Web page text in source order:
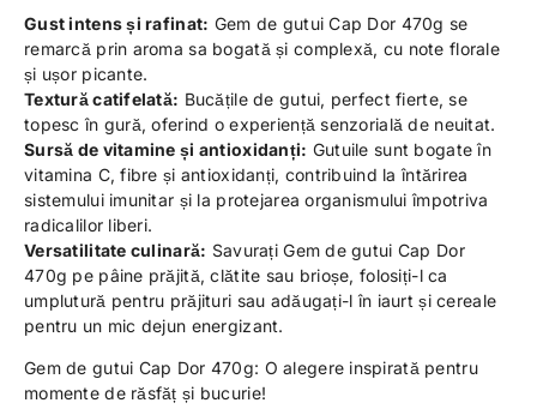
Gust intens și rafinat: Gem de gutui Cap Dor 470g se
remarcă prin aroma sa bogată și complexă, cu note florale
și ușor picante.
Textură catifelată: Bucățile de gutui, perfect fierte, se
topesc în gură, oferind o experiență senzorială de neuitat.
Sursă de vitamine și antioxidanți: Gutuile sunt bogate în
vitamina C, fibre și antioxidanți, contribuind la întărirea
sistemului imunitar și la protejarea organismului împotriva
radicalilor liberi.
Versatilitate culinară: Savurați Gem de gutui Cap Dor
470g pe pâine prăjită, clătite sau brioșe, folosiți-l ca
umplutură pentru prăjituri sau adăugați-l în iaurt și cereale
pentru un mic dejun energizant.
Gem de gutui Cap Dor 470g: O alegere inspirată pentru
momente de răsfăț și bucurie!